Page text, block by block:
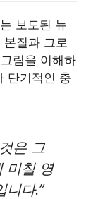
는 보도된 뉴
본질과 그로
림을 이해하
단기적인 충
은 그
미칠 영
니다.”